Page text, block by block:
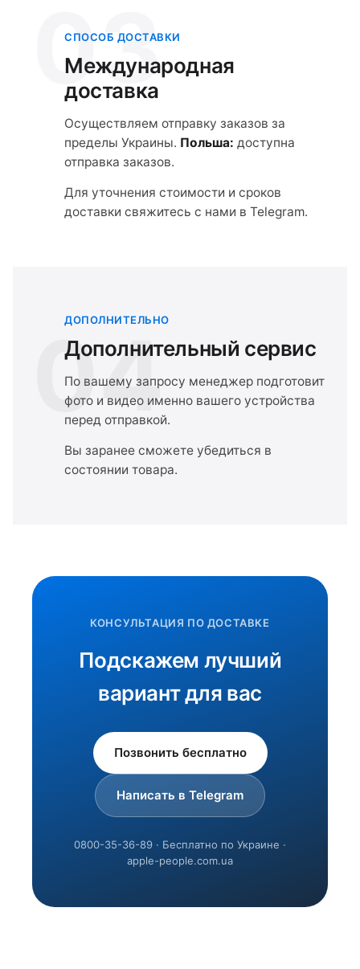
03
СПОСОБ ДОСТАВКИ
Международная
доставка
Осуществляем отправку заказов за
пределы Украины. Польша: доступна
отправка заказов.
Для уточнения стоимости и сроков
доставки свяжитесь с нами в Telegram.
04
ДОПОЛНИТЕЛЬНО
Дополнительный сервис
По вашему запросу менеджер подготовит
фото и видео именно вашего устройства
перед отправкой.
Вы заранее сможете убедиться в
состоянии товара.
КОНСУЛЬТАЦИЯ ПО ДОСТАВКЕ
Подскажем лучший
вариант для вас
Позвонить бесплатно
Написать в Telegram
0800-35-36-89 · Бесплатно по Украине ·
apple-people.com.ua